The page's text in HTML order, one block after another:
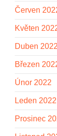
Červen
Květen
Duben 2022
Březen
Únor 2022
Leden 2022
Prosinec